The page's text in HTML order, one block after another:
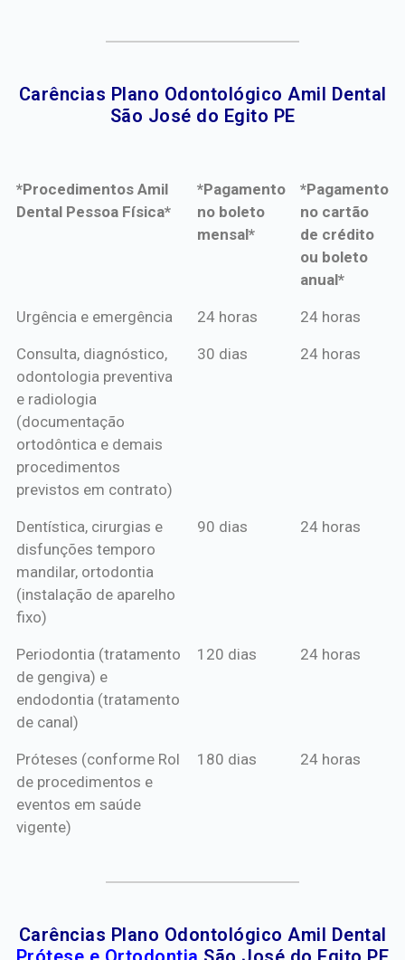
Carências Plano Odontológico Amil Dental
São José do Egito PE​
*Procedimentos Amil
Dental Pessoa Física*
*Pagamento
no boleto
mensal*
*Pagamento
no cartão
de crédito
ou boleto
anual*
*Procedimentos Amil
*Pagamento
mensal*
*Pagamento
de crédito
Urgência e emergência 24 horas 24 horas
Consulta, diagnóstico,
odontologia preventiva
e radiologia
(documentação
ortodôntica e demais
procedimentos
previstos em contrato)
30 dias 24 horas
Dentística, cirurgias e
disfunções temporo
mandilar, ortodontia
(instalação de aparelho
fixo)
90 dias 24 horas
Periodontia (tratamento
de gengiva) e
endodontia (tratamento
de canal)
120 dias 24 horas
Próteses (conforme Rol
de procedimentos e
eventos em saúde
vigente)
180 dias 24 horas
Carências Plano Odontológico Amil Dental